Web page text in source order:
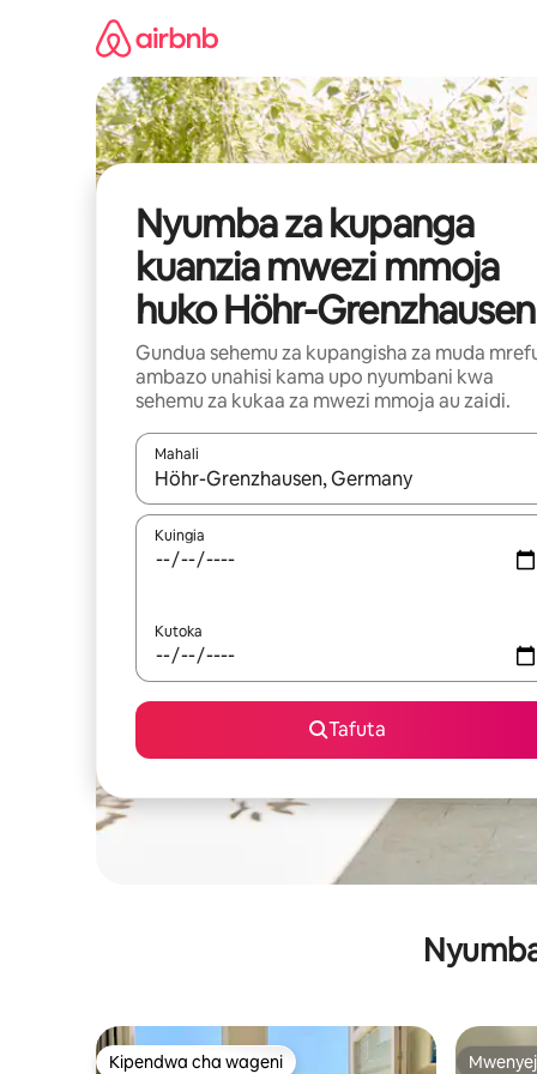
Nyumba za kupanga
kuanzia mwezi mmoja
huko Höhr-Grenzhausen
Gundua sehemu za kupangisha za muda
ambazo unahisi kama upo nyumbani kwa
sehemu za kukaa za mwezi mmoja au zaidi.
Mahali
Wakati matokeo yanapatikana, vinjari kwa
Kuingia
Kutoka
Tafuta
Kipendwa cha wageni